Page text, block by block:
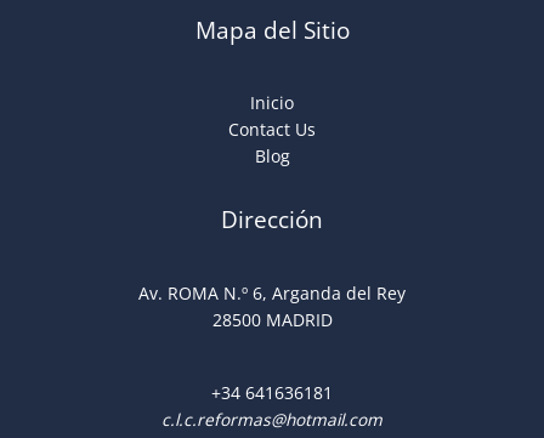
Mapa del Sitio
Inicio
Contact Us
Blog
Dirección
Av. ROMA N.º 6, Arganda del Rey
28500 MADRID
+34 641636181
c.l.c.reformas@hotmail.com